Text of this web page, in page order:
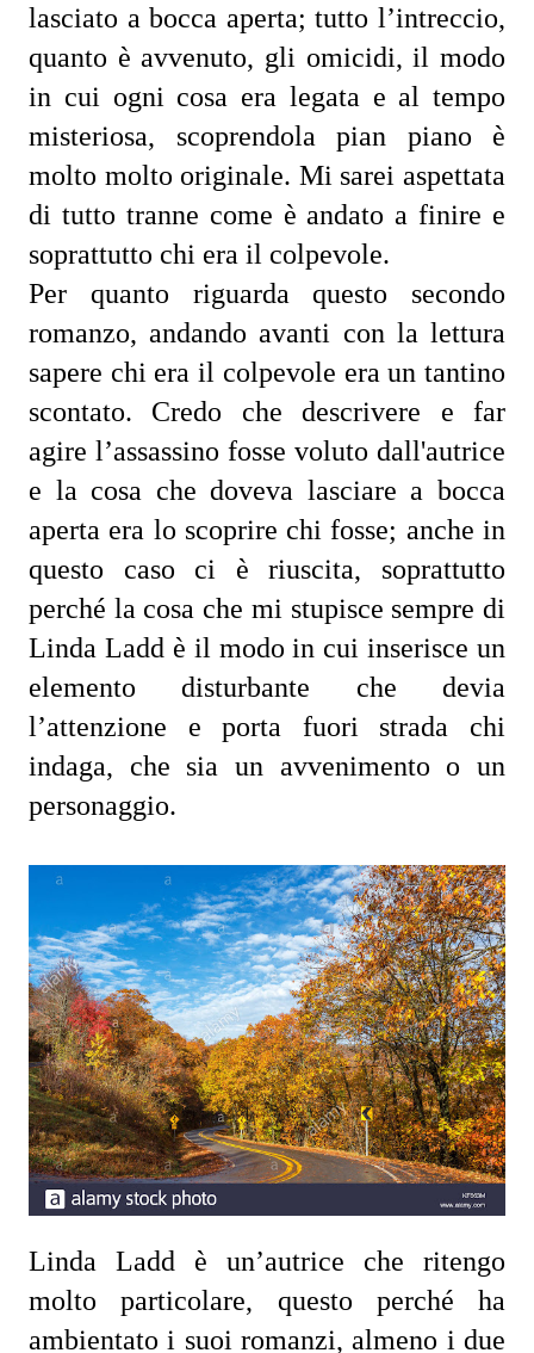
lasciato a bocca aperta; tutto l’intreccio,
quanto è avvenuto, gli omicidi, il modo
in cui ogni cosa era legata e al tempo
misteriosa, scoprendola pian piano è
molto molto originale. Mi sarei aspettata
di tutto tranne come è andato a finire e
soprattutto chi era il colpevole.
Per quanto riguarda questo secondo
romanzo, andando avanti con la lettura
sapere chi era il colpevole era un tantino
scontato. Credo che descrivere e far
agire l’assassino fosse voluto dall'autrice
e la cosa che doveva lasciare a bocca
aperta era lo scoprire chi fosse; anche in
questo caso ci è riuscita, soprattutto
perché la cosa che mi stupisce sempre di
Linda Ladd è il modo in cui inserisce un
elemento disturbante che devia
l’attenzione e porta fuori strada chi
indaga, che sia un avvenimento o un
personaggio.
Linda Ladd è un’autrice che ritengo
molto particolare, questo perché ha
ambientato i suoi romanzi, almeno i due